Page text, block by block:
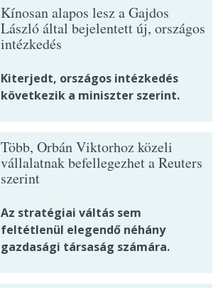
Kínosan alapos lesz a Gajdos
László által bejelentett új, országos
intézkedés
Kiterjedt, országos intézkedés
következik a miniszter szerint.
Több, Orbán Viktorhoz közeli
vállalatnak befellegezhet a Reuters
szerint
Az stratégiai váltás sem
feltétlenül elegendő néhány
gazdasági társaság számára.